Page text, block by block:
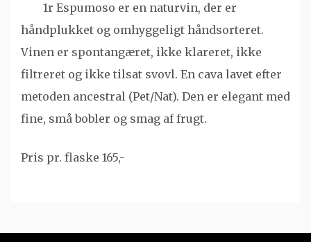
1r Espumoso er en naturvin, der er
håndplukket og omhyggeligt håndsorteret.
Vinen er spontangæret, ikke klareret, ikke
filtreret og ikke tilsat svovl. En cava lavet efter
metoden ancestral (Pet/Nat). Den er elegant med
fine, små bobler og smag af frugt.
Pris pr. flaske 165,-